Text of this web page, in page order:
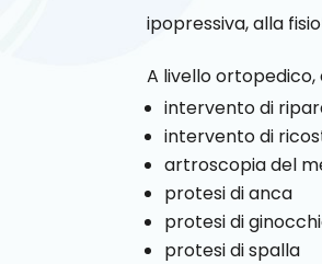
ipopressiva, alla
A livello
intervento di
intervento di
artroscopia del
protesi di anca
protesi di
protesi di spalla